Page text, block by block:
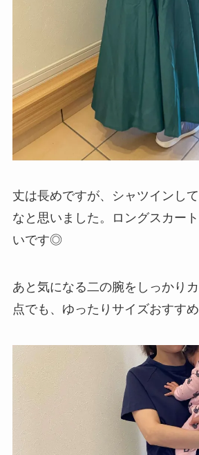
丈は長めですが、
シャツインし
なと思いました。ロングスカー
いです◎
あと気になる二の腕をしっかり
点でも、ゆったりサイズおすすめ